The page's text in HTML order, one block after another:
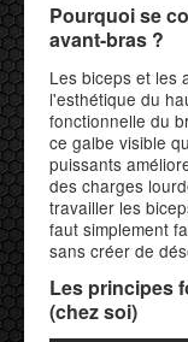
Pourquoi se
avant-bras ?
Les biceps et les
l'esthétique du
fonctionnelle du
ce galbe visible
puissants
des charges
travailler les
faut simplement
sans créer de
Les principes
(chez soi)